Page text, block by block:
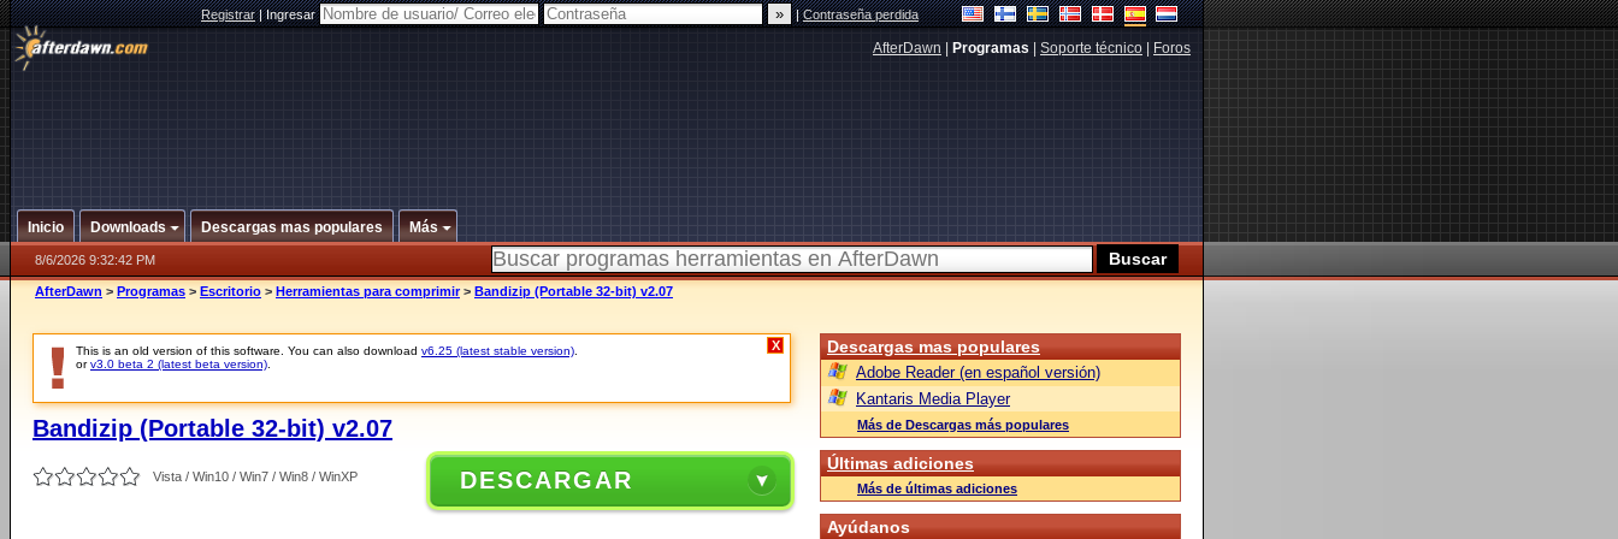
Registrar|Ingresar |Contraseña perdida
AfterDawn Programas Soporte técnico Foros
Inicio Downloads Descargas mas populares Más
8/6/2026 9:32:42 PM
AfterDawn > Programas > Escritorio > Herramientas para comprimir > Bandizip (Portable 32-bit) v2.07
This is an old version of this software. You can also download v6.25 (latest stable version)
orv3.0 beta 2 (latest beta version)
X
Bandizip (Portable 32-bit) v2.07
Vista / Win10 / Win7 / Win8 / WinXP DESCARGAR
Descargas mas populares
Adobe Reader (en español versión)
Kantaris Media Player
Más de Descargas más populares
Últimas adiciones
Más de últimas adiciones
Ayúdanos